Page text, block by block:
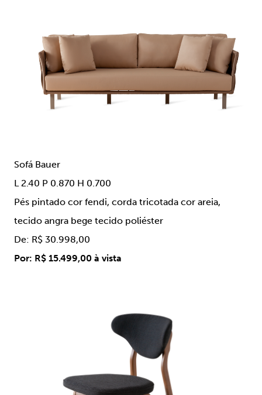
Sofá Bauer
L 2.40 P 0.870 H 0.700
Pés pintado cor fendi, corda tricotada cor areia,
tecido angra bege tecido poliéster
De: R$ 30.998,00
Por: R$ 15.499,00 à vista